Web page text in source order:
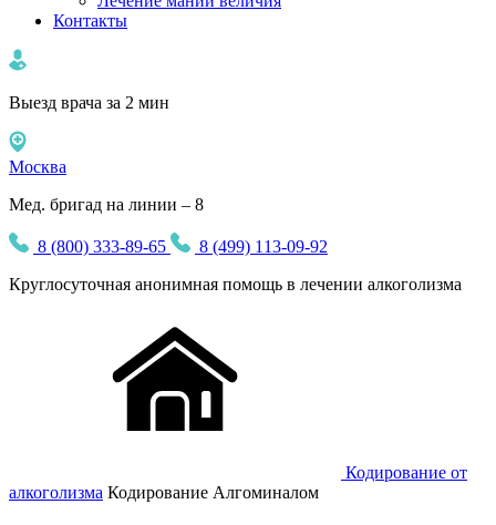
Контакты
Выезд врача за 2 мин
Москва
Мед. бригад на линии – 8
8 (800) 333-89-65
8 (499) 113-09-92
Круглосуточная анонимная помощь в лечении алкоголизма
Кодирование от
алкоголизма Кодирование Алгоминалом